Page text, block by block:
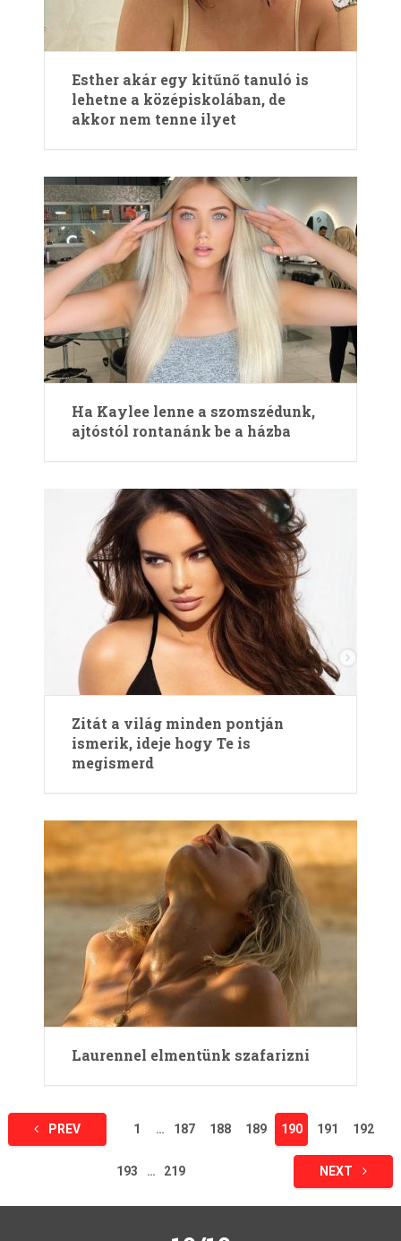
Esther akár egy kitűnő tanuló is
lehetne a középiskolában, de
akkor nem tenne ilyet
Ha Kaylee lenne a szomszédunk,
ajtóstól rontanánk be a házba
Zitát a világ minden pontján
ismerik, ideje hogy Te is
megismerd
Laurennel elmentünk szafarizni
Bejegyzések
lapozása
PREV 1 … 187 188 189 190 191 192
193 … 219 NEXT